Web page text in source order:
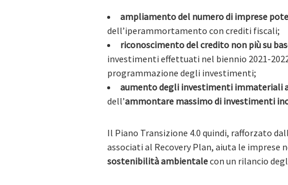
ampliamento del numero di imprese
dell’iperammortamento con crediti fiscali;
riconoscimento del credito non più su
investimenti effettuati nel biennio 2021-
programmazione degli investimenti;
aumento degli investimenti immateriali
dell’ammontare massimo di investimenti
Il Piano Transizione 4.0 quindi, rafforzato
associati al Recovery Plan, aiuta le imprese
sostenibilità ambientalecon un rilancio